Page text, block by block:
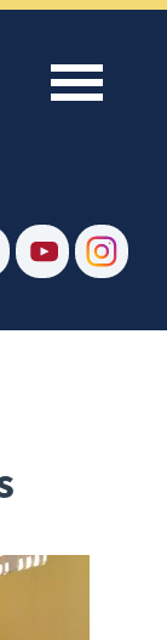
Menu